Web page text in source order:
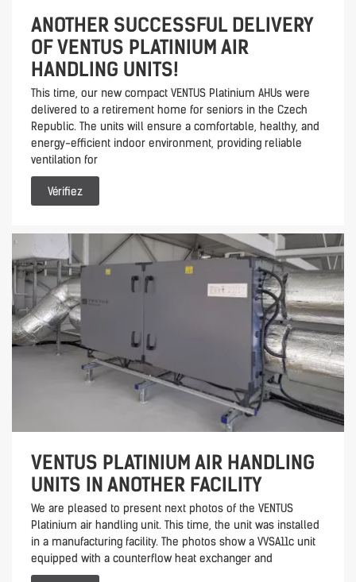
ANOTHER SUCCESSFUL DELIVERY
OF VENTUS PLATINIUM AIR
HANDLING UNITS!
This time, our new compact VENTUS Platinium AHUs were
delivered to a retirement home for seniors in the Czech
Republic. The units will ensure a comfortable, healthy, and
energy-efficient indoor environment, providing reliable
ventilation for
Vérifiez
VENTUS PLATINIUM AIR HANDLING
UNITS IN ANOTHER FACILITY
We are pleased to present next photos of the VENTUS
Platinium air handling unit. This time, the unit was installed
in a manufacturing facility. The photos show a VVSA11c unit
equipped with a counterflow heat exchanger and